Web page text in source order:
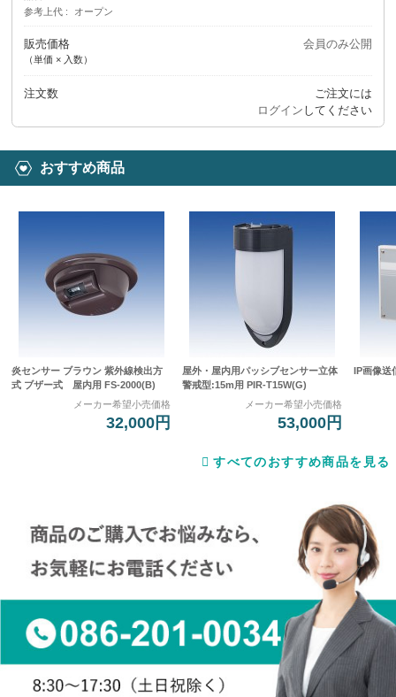
参考上代
オープン
販売価格
（単価 × 入数）
会員のみ公開
注文数
ご注文には
ログイン してください
おすすめ商品
炎センサー ブラウン 紫外線検出方
式 ブザー式 屋内用 FS-2000(B)
メーカー希望小売価格
32,000円
屋外・屋内用パッシブセンサー立体
警戒型:15m用 PIR-T15W(G)
メーカー希望小売価格
53,000円
IP画像送
すべてのおすすめ商品を見る